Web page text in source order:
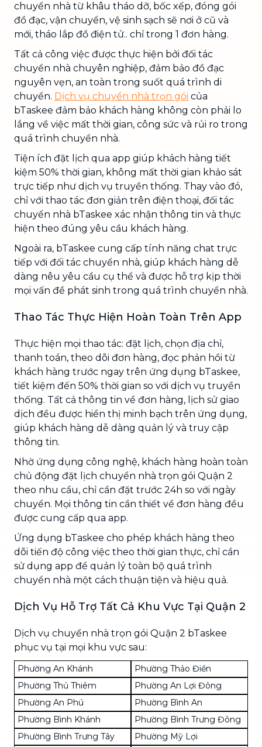
chuyển nhà từ khâu tháo dỡ, bốc xếp, đóng gói
đồ đạc, vận chuyển, vệ sinh sạch sẽ nơi ở cũ và
mới, tháo lắp đồ điện tử.. chỉ trong 1 đơn hàng.
Tất cả công việc được thực hiện bởi đối tác
chuyển nhà chuyên nghiệp, đảm bảo đồ đạc
nguyên vẹn, an toàn trong suốt quá trình di
chuyển. Dịch vụ chuyển nhà trọn gói của
bTaskee đảm bảo khách hàng không còn phải lo
lắng về việc mất thời gian, công sức và rủi ro trong
quá trình chuyển nhà.
Tiện ích đặt lịch qua app giúp khách hàng tiết
kiệm 50% thời gian, không mất thời gian khảo sát
trực tiếp như dịch vụ truyền thống. Thay vào đó,
chỉ với thao tác đơn giản trên điện thoại, đối tác
chuyển nhà bTaskee xác nhận thông tin và thực
hiện theo đúng yêu cầu khách hàng.
Ngoài ra, bTaskee cung cấp tính năng chat trực
tiếp với đối tác chuyển nhà, giúp khách hàng dễ
dàng nêu yêu cầu cụ thể và được hỗ trợ kịp thời
mọi vấn đề phát sinh trong quá trình chuyển nhà.
Thao Tác Thực Hiện Hoàn Toàn Trên App
Thực hiện mọi thao tác: đặt lịch, chọn địa chỉ,
thanh toán, theo dõi đơn hàng, đọc phản hồi từ
khách hàng trước ngay trên ứng dụng bTaskee,
tiết kiệm đến 50% thời gian so với dịch vụ truyền
thống. Tất cả thông tin về đơn hàng, lịch sử giao
dịch đều được hiển thị minh bạch trên ứng dụng,
giúp khách hàng dễ dàng quản lý và truy cập
thông tin.
Nhờ ứng dụng công nghệ, khách hàng hoàn toàn
chủ động đặt lịch chuyển nhà trọn gói Quận 2
theo nhu cầu, chỉ cần đặt trước 24h so với ngày
chuyển. Mọi thông tin cần thiết về đơn hàng đều
được cung cấp qua app.
Ứng dụng bTaskee cho phép khách hàng theo
dõi tiến độ công việc theo thời gian thực, chỉ cần
sử dụng app để quản lý toàn bộ quá trình
chuyển nhà một cách thuận tiện và hiệu quả.
Dịch Vụ Hỗ Trợ Tất Cả Khu Vực Tại Quận 2
Dịch vụ chuyển nhà trọn gói Quận 2 bTaskee
phục vụ tại mọi khu vực sau:
Phường An Khánh
Phường Thảo Điền
Phường Thủ Thiêm
Phường An Lợi Đông
Phường An Phú
Phường Bình An
Phường Bình Khánh
Phường Bình Trưng Đông
Phường Bình Trưng Tây
Phường Mỹ Lợi